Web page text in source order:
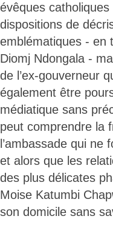
évêques
dispositions de
emblématiques - en
Diomj Ndongala -
de l’ex-gouverneur
également être
médiatique sans
peut comprendre la
l’ambassade qui ne
et alors que les
des plus délicates
Moise Katumbi
son domicile sans